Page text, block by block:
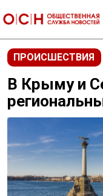
ПРОИСШЕСТВИЯ
В Крыму и